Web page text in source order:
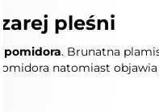
pleśni
pomidora. Brunatna
natomiast objawia